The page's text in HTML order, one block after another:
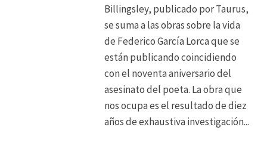
Billingsley, publicado por Taurus,
se suma a las obras sobre la vida
de Federico García Lorca que se
están publicando coincidiendo
con el noventa aniversario del
asesinato del poeta. La obra que
nos ocupa es el resultado de diez
años de exhaustiva investigación...